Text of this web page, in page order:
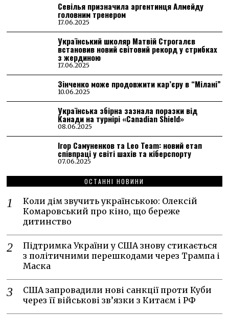
Севілья призначила аргентинця Алмейду
головним тренером
17.06.2025
Український школяр Матвій Строгалєв
встановив новий світовий рекорд у стрибках
з жердиною
17.06.2025
Зінченко може продовжити кар’єру в “Мілані”
10.06.2025
Українська збірна зазнала поразки від
Канади на турнірі «Canadian Shield»
08.06.2025
Ігор Самуненков та Leo Team: новий етап
співпраці у світі шахів та кіберспорту
07.06.2025
ОСТАННІ НОВИНИ
Коли дім звучить українською: Олексій
Комаровський про кіно, що береже
дитинство
Підтримка України у США знову стикається
з політичними перешкодами через Трампа і
Маска
США запровадили нові санкції проти Куби
через її військові зв’язки з Китаєм і РФ